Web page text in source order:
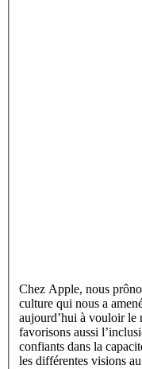
Chez Apple, nous
culture qui nous a
aujourd’hui à vouloir le
favorisons aussi
confiants dans la
les différentes visions